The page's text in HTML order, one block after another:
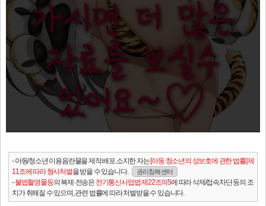
- 아동/청소년 이용음란물을 제작.배포.소지한 자는[아동.청소년의 성보호에 관한 법률] 제
11조에 따라 형사처벌을 받을 수 있습니다. 권리침해 센터
-불법촬영물등의 복제·전송은 전기통신사업법 제22조의5에 따라 삭제/접속차단 등의 조
치가 취해질 수 있으며, 관련 법률에 따라 처벌받을 수 있습니다.